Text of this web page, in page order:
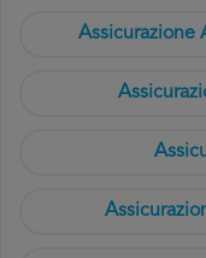
Assicurazione